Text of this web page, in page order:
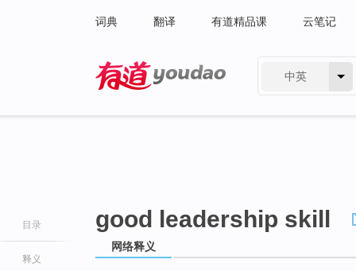
词典 翻译 有道精品课 云笔记
中英
目录
释义
good leadership skill
网络释义